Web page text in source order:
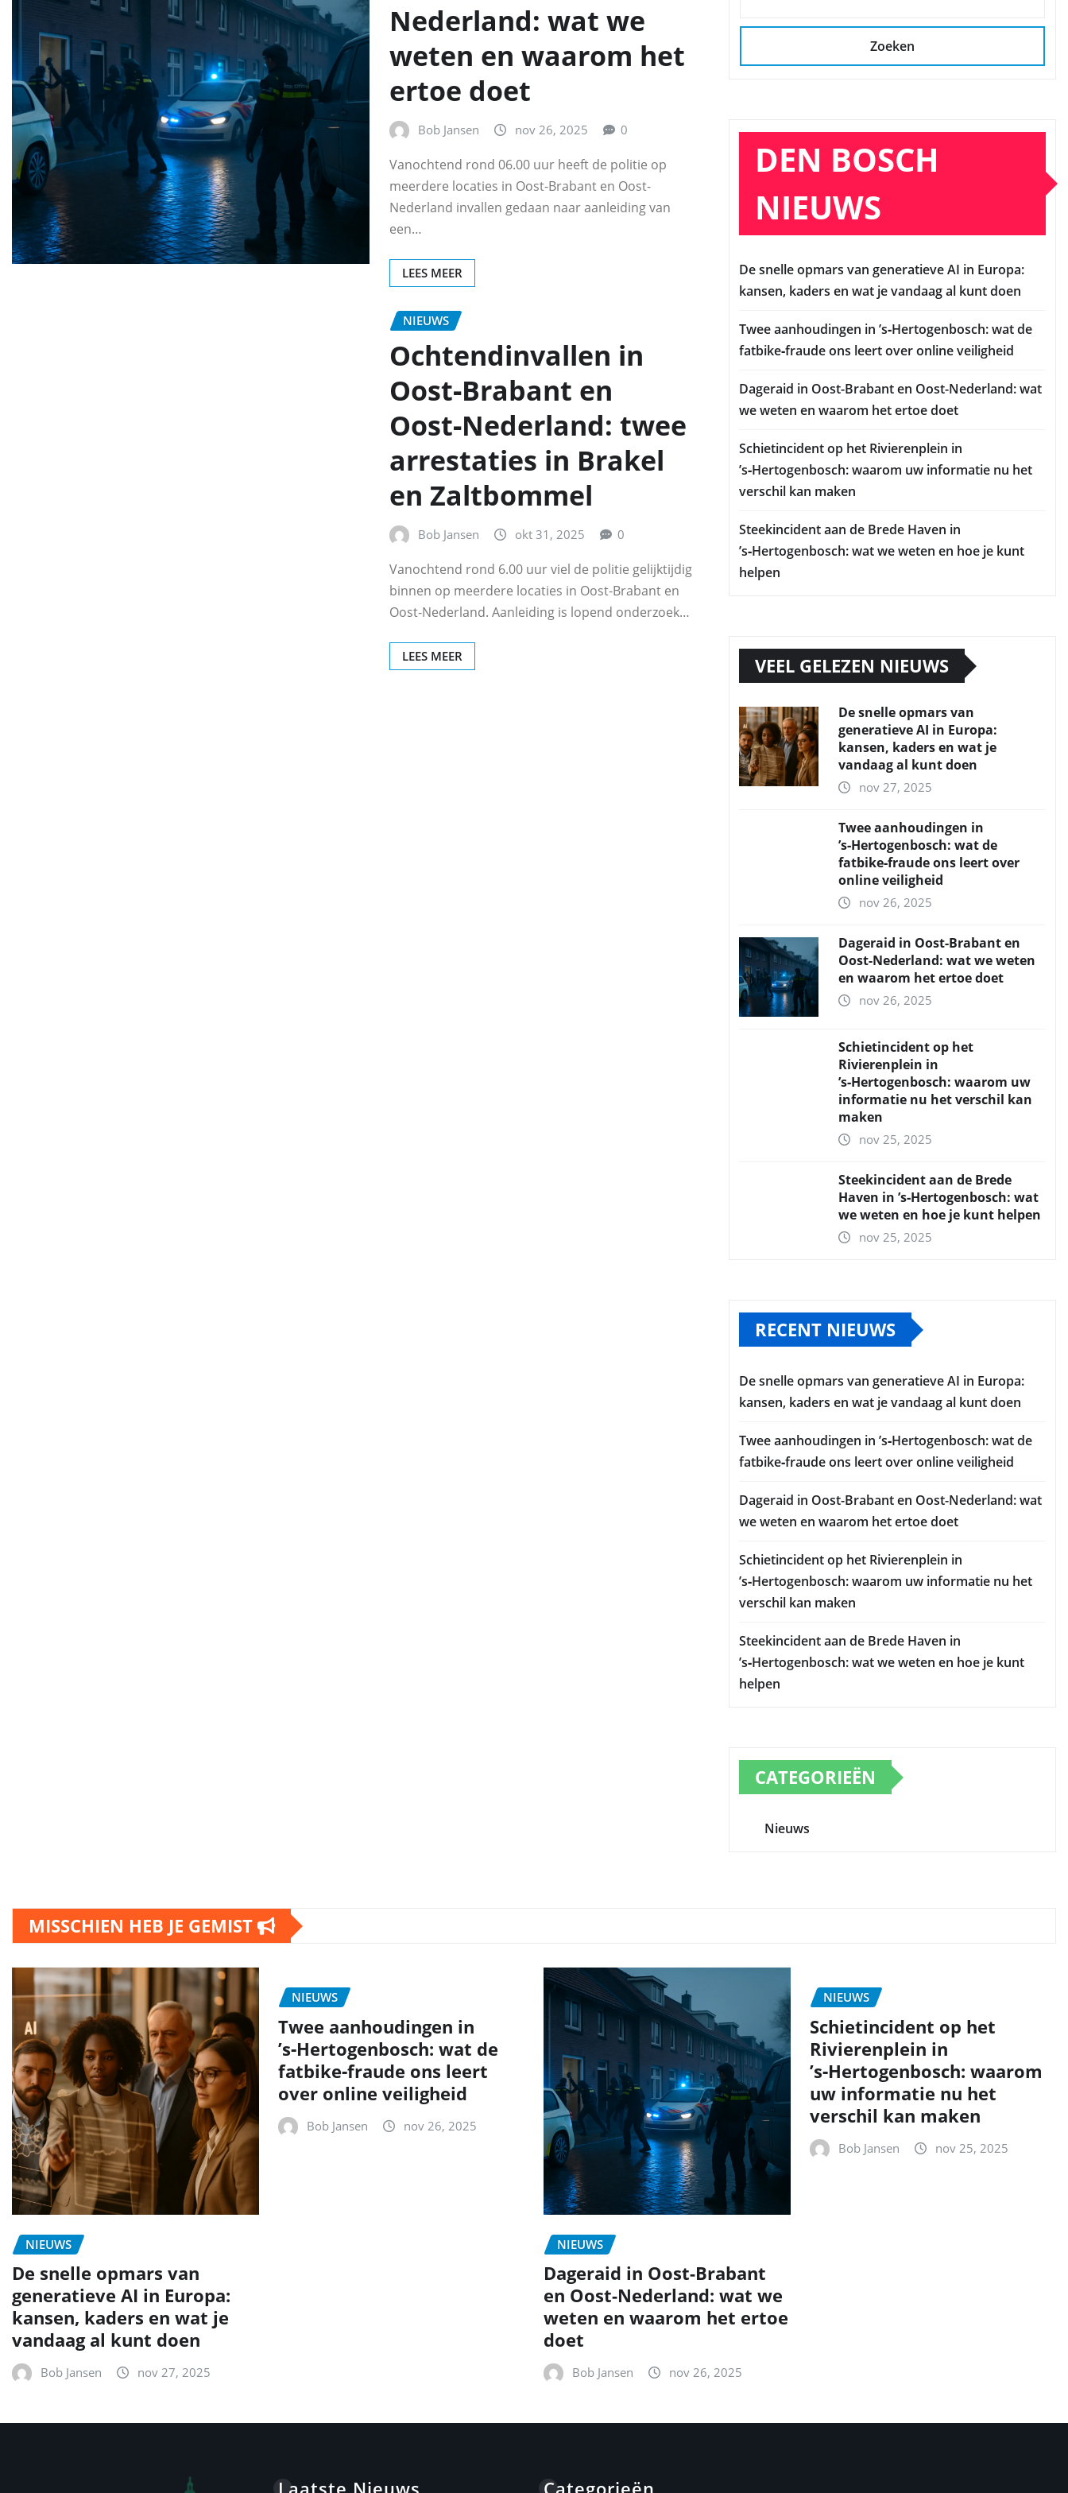
Nederland: wat we
weten en waarom het
ertoe doet
Bob Jansen nov 26, 2025 0
Vanochtend rond 06.00 uur heeft de politie op
meerdere locaties in Oost-Brabant en Oost-
Nederland invallen gedaan naar aanleiding van
een…
LEES MEER
NIEUWS
Ochtendinvallen in
Oost‑Brabant en
Oost‑Nederland: twee
arrestaties in Brakel
en Zaltbommel
Bob Jansen okt 31, 2025 0
Vanochtend rond 6.00 uur viel de politie gelijktijdig
binnen op meerdere locaties in Oost‑Brabant en
Oost‑Nederland. Aanleiding is lopend onderzoek…
LEES MEER
Zoeken
DEN BOSCH
NIEUWS
De snelle opmars van generatieve AI in Europa:
kansen, kaders en wat je vandaag al kunt doen
Twee aanhoudingen in ’s‑Hertogenbosch: wat de
fatbike‑fraude ons leert over online veiligheid
Dageraid in Oost-Brabant en Oost-Nederland: wat
we weten en waarom het ertoe doet
Schietincident op het Rivierenplein in
’s‑Hertogenbosch: waarom uw informatie nu het
verschil kan maken
Steekincident aan de Brede Haven in
’s‑Hertogenbosch: wat we weten en hoe je kunt
helpen
VEEL GELEZEN NIEUWS
De snelle opmars van
generatieve AI in Europa:
kansen, kaders en wat je
vandaag al kunt doen
nov 27, 2025
Twee aanhoudingen in
’s‑Hertogenbosch: wat de
fatbike‑fraude ons leert over
online veiligheid
nov 26, 2025
Dageraid in Oost-Brabant en
Oost-Nederland: wat we weten
en waarom het ertoe doet
nov 26, 2025
Schietincident op het
Rivierenplein in
’s‑Hertogenbosch: waarom uw
informatie nu het verschil kan
maken
nov 25, 2025
Steekincident aan de Brede
Haven in ’s‑Hertogenbosch: wat
we weten en hoe je kunt helpen
nov 25, 2025
RECENT NIEUWS
De snelle opmars van generatieve AI in Europa:
kansen, kaders en wat je vandaag al kunt doen
Twee aanhoudingen in ’s‑Hertogenbosch: wat de
fatbike‑fraude ons leert over online veiligheid
Dageraid in Oost-Brabant en Oost-Nederland: wat
we weten en waarom het ertoe doet
Schietincident op het Rivierenplein in
’s‑Hertogenbosch: waarom uw informatie nu het
verschil kan maken
Steekincident aan de Brede Haven in
’s‑Hertogenbosch: wat we weten en hoe je kunt
helpen
CATEGORIEËN
Nieuws
MISSCHIEN HEB JE GEMIST
NIEUWS
De snelle opmars van
generatieve AI in Europa:
kansen, kaders en wat je
vandaag al kunt doen
Bob Jansen nov 27, 2025
NIEUWS
Twee aanhoudingen in
’s‑Hertogenbosch: wat de
fatbike‑fraude ons leert
over online veiligheid
Bob Jansen nov 26, 2025
NIEUWS
Dageraid in Oost-Brabant
en Oost-Nederland: wat we
weten en waarom het ertoe
doet
Bob Jansen nov 26, 2025
NIEUWS
Schietincident op het
Rivierenplein in
’s‑Hertogenbosch: waarom
uw informatie nu het
verschil kan maken
Bob Jansen nov 25, 2025